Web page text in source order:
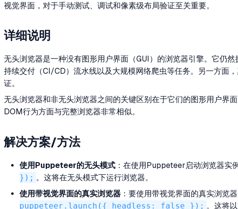
视觉界面，对于手动测试、调试和像素级布局验证至关重要。
详细说明
无头浏览器是一种没有图形用户界面（GUI）的浏览器引擎。它仍
持续交付（CI/CD）流水线以及大规模网络爬虫等任务。另一方面
证。
无头浏览器和非无头浏览器之间的关键区别在于它们的图形用户
DOM行为方面与完整浏览器非常相似。
解决方案/方法
使用Puppeteer的无头模式 ：在使用Puppeteer启动浏览器实
}); 。这将在无头模式下运行浏览器。
使用带视觉界面的真实浏览器 ：要使用带视觉界面的真实浏览
puppeteer.launch({ headless: false }); 。这将